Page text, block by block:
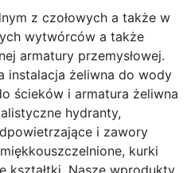
z czołowych a także w
wytwórców a także
armatury przemysłowej.
instalacja żeliwna do wody
ścieków i armatura żeliwna
hydranty,
i zawory
kurki
kształtki. Nasze wprodukty